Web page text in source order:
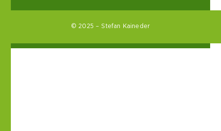
© 2025 – Stefan Kaineder